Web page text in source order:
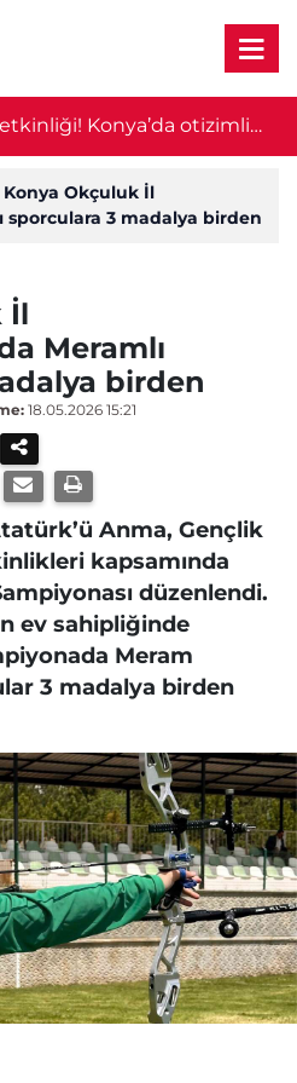
etkinliği! Konya’da otizimli
Konya Okçuluk İl
sporculara 3 madalya birden
İl
Meramlı
birden
18.05.2026 15:21
Anma, Gençlik
kapsamında
düzenlendi.
ev sahipliğinde
Meram
3 madalya birden